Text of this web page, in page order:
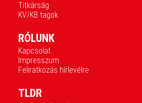
Titkárság
KV/KB tagok
RÓLUNK
Kapcsolat
Impresszum
Feliratkozás hírlevélre
TLDR